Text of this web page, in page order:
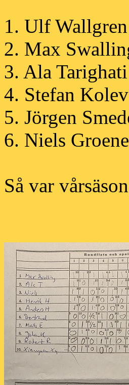
1. Ulf Wallgren
2. Max
3. Ala Tarighati
4. Stefan Kolev
5. Jörgen
6. Niels
Så var